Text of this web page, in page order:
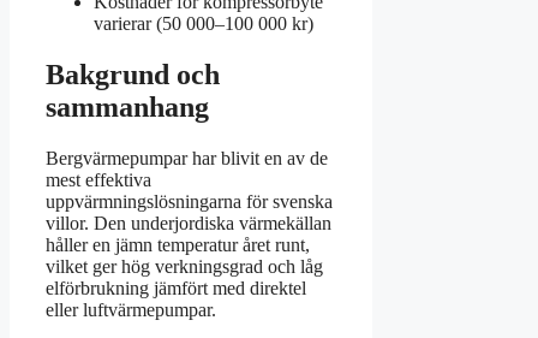
varierar (50 000–100 000 kr)
Bakgrund och
sammanhang
Bergvärmepumpar har blivit en av de
mest effektiva
uppvärmningslösningarna för svenska
villor. Den underjordiska värmekällan
håller en jämn temperatur året runt,
vilket ger hög verkningsgrad och låg
elförbrukning jämfört med direktel
eller luftvärmepumpar.